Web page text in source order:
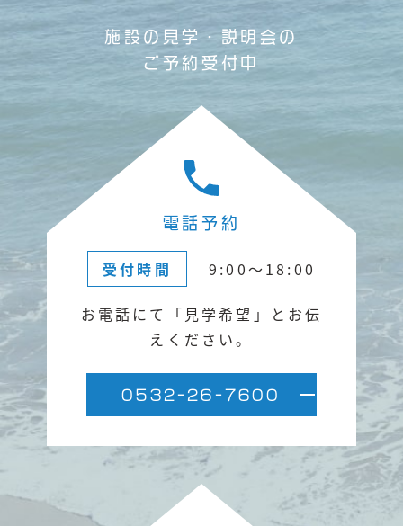
施設の見学・説明会の
ご予約受付中
電話予約
受付時間 9:00〜18:00
お電話にて「見学希望」と お伝
えください。
0532-26-7600